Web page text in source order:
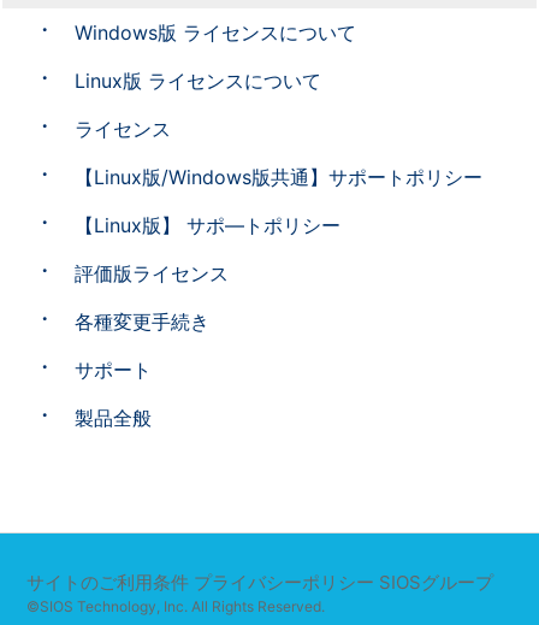
Windows版 ライセンスについて
Linux版 ライセンスについて
ライセンス
【Linux版/Windows版共通】サポートポリシー
【Linux版】 サポ―トポリシー
評価版ライセンス
各種変更手続き
サポート
製品全般
サイトのご利用条件 プライバシーポリシー SIOSグループ
©SIOS Technology, Inc. All Rights Reserved.